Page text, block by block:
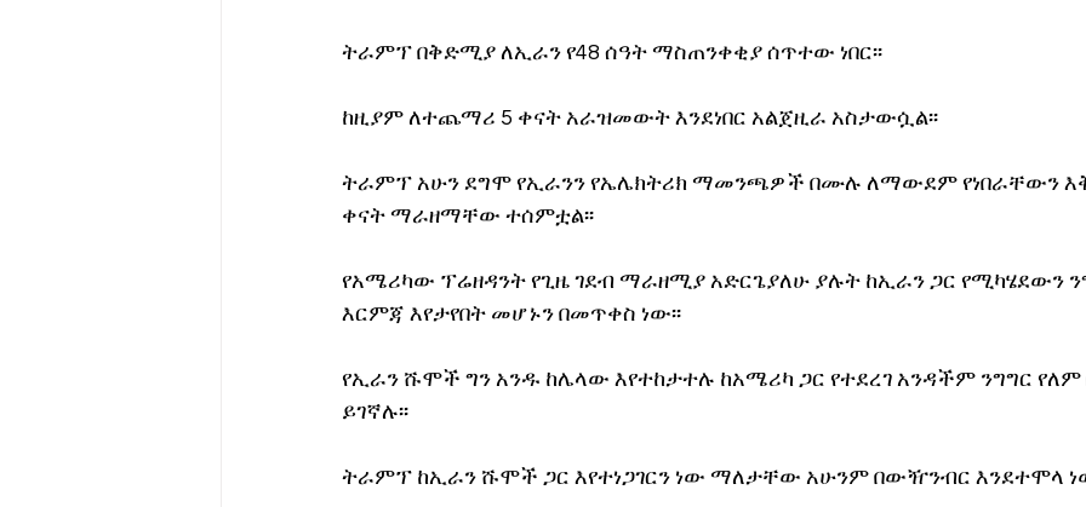
ትራምፕ በቅድሚያ ለኢራን የ48 ሰዓት ማስጠንቀቂያ ሰጥተው ነበር፡፡
ከዚያም ለተጨማሪ 5 ቀናት አራዝመውት እንደነበር አልጀዚራ አስታውሷል፡፡
ትራምፕ አሁን ደግሞ የኢራንን የኤሌክትሪክ ማመንጫዎች በሙሉ ለማውደም የነበራቸውን
ቀናት ማራዘማቸው ተሰምቷል፡፡
የአሜሪካው ፕሬዘዳንት የጊዜ ገደብ ማራዘሚያ አድርጌያለሁ ያሉት ከኢራን ጋር የሚካሄደውን
እርምጃ እየታየበት መሆኑን በመጥቀስ ነው፡፡
የኢራን ሹሞች ግን አንዱ ከሌላው እየተከታተሉ ከአሜሪካ ጋር የተደረገ አንዳችም ንግግር
ይገኛሉ፡፡
ትራምፕ ከኢራን ሹሞች ጋር እየተነጋገርን ነው ማለታቸው አሁንም በውዥንብር እንደተሞላ